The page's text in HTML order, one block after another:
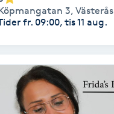
Volym
3, Västerås
fr. 09:00, tis 11 aug.